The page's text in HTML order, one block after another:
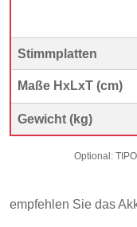
Stimmplatten
Maße HxLxT (cm)
Gewicht (kg)
Optional:
empfehlen Sie das